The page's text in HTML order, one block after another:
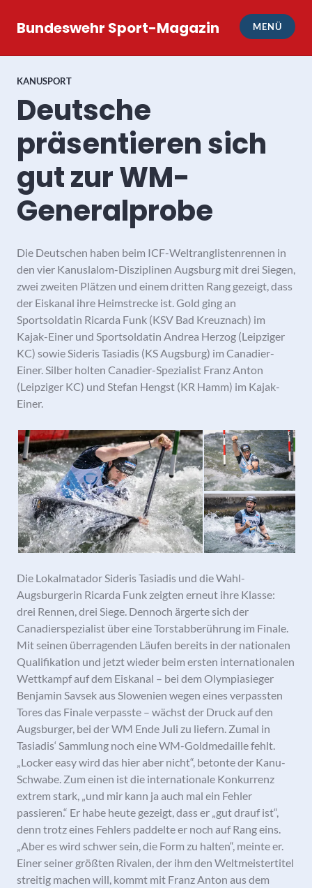
InhaltBundeswehr Sport-Magazin MENÜ
KANUSPORT
Deutsche
präsentieren sich
gut zur WM-
Generalprobe
Die Deutschen haben beim ICF-Weltranglistenrennen in
den vier Kanuslalom-Disziplinen Augsburg mit drei Siegen,
zwei zweiten Plätzen und einem dritten Rang gezeigt, dass
der Eiskanal ihre Heimstrecke ist. Gold ging an
Sportsoldatin Ricarda Funk (KSV Bad Kreuznach) im
Kajak-Einer und Sportsoldatin Andrea Herzog (Leipziger
KC) sowie Sideris Tasiadis (KS Augsburg) im Canadier-
Einer. Silber holten Canadier-Spezialist Franz Anton
(Leipziger KC) und Stefan Hengst (KR Hamm) im Kajak-
Einer.
Die Lokalmatador Sideris Tasiadis und die Wahl-
Augsburgerin Ricarda Funk zeigten erneut ihre Klasse:
drei Rennen, drei Siege. Dennoch ärgerte sich der
Canadierspezialist über eine Torstabberührung im Finale.
Mit seinen überragenden Läufen bereits in der nationalen
Qualifikation und jetzt wieder beim ersten internationalen
Wettkampf auf dem Eiskanal – bei dem Olympiasieger
Benjamin Savsek aus Slowenien wegen eines verpassten
Tores das Finale verpasste – wächst der Druck auf den
Augsburger, bei der WM Ende Juli zu liefern. Zumal in
Tasiadis‘ Sammlung noch eine WM-Goldmedaille fehlt.
„Locker easy wird das hier aber nicht“, betonte der Kanu-
Schwabe. Zum einen ist die internationale Konkurrenz
extrem stark, „und mir kann ja auch mal ein Fehler
passieren.“ Er habe heute gezeigt, dass er „gut drauf ist“,
denn trotz eines Fehlers paddelte er noch auf Rang eins.
„Aber es wird schwer sein, die Form zu halten“, meinte er.
Einer seiner größten Rivalen, der ihm den Weltmeistertitel
streitig machen will, kommt mit Franz Anton aus dem